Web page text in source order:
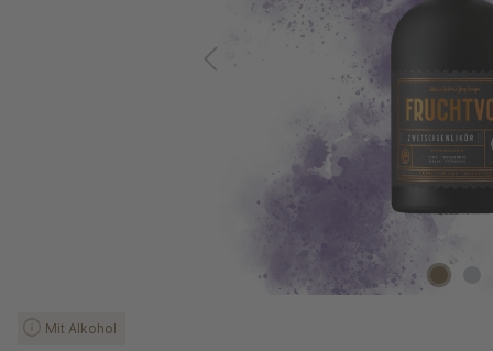
Mit Alkohol